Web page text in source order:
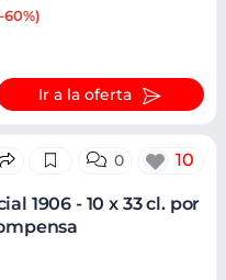
60%)
Ir a la oferta
0 10
1906 - 10 x 33 cl. por